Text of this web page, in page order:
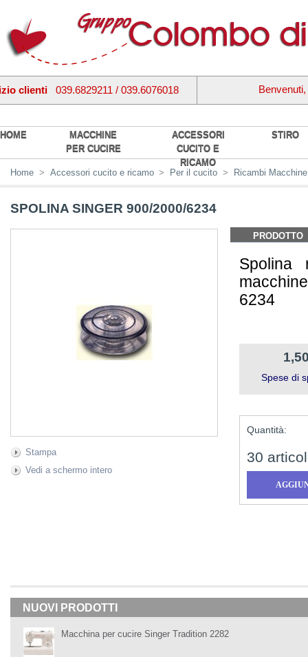
HOME
MACCHINE
PER CUCIRE
ACCESSORI
CUCITO E
RICAMO
STIRO
clienti 039.6829211 / 039.6076018 Benvenuti,
Home > Accessori cucito e ricamo > Per il cucito > Ricambi
SPOLINA SINGER 900/2000/6234
Stampa
Vedi a schermo intero
PRODOTTO
Spolina
6234
Spese di
Quantità:
30
NUOVI PRODOTTI
Macchina per cucire Singer Tradition 2282